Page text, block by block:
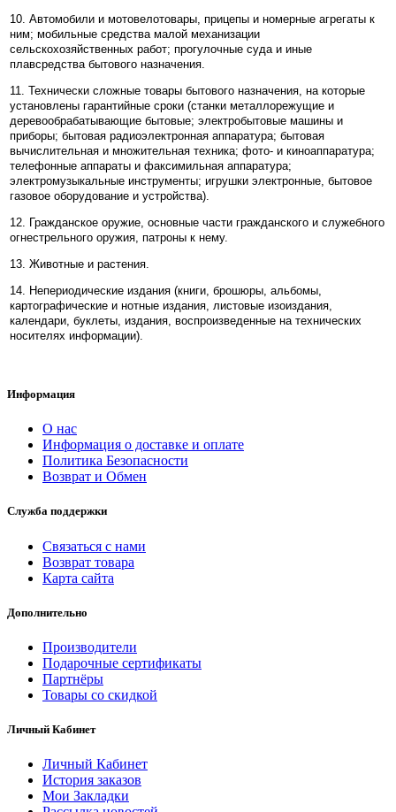
10. Автомобили и мотовелотовары, прицепы и номерные агрегаты к
ним; мобильные средства малой механизации
сельскохозяйственных работ; прогулочные суда и иные
плавсредства бытового назначения.
11. Технически сложные товары бытового назначения, на которые
установлены гарантийные сроки (станки металлорежущие и
деревообрабатывающие бытовые; электробытовые машины и
приборы; бытовая радиоэлектронная аппаратура; бытовая
вычислительная и множительная техника; фото- и киноаппаратура;
телефонные аппараты и факсимильная аппаратура;
электромузыкальные инструменты; игрушки электронные, бытовое
газовое оборудование и устройства).
12. Гражданское оружие, основные части гражданского и служебного
огнестрельного оружия, патроны к нему.
13. Животные и растения.
14. Непериодические издания (книги, брошюры, альбомы,
картографические и нотные издания, листовые изоиздания,
календари, буклеты, издания, воспроизведенные на технических
носителях информации).
Информация
О нас
Информация о доставке и оплате
Политика Безопасности
Возврат и Обмен
Служба поддержки
Связаться с нами
Возврат товара
Карта сайта
Дополнительно
Производители
Подарочные сертификаты
Партнёры
Товары со скидкой
Личный Кабинет
Личный Кабинет
История заказов
Мои Закладки